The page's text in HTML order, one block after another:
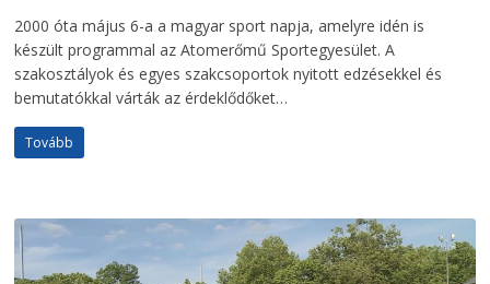
2000 óta május 6-a a magyar sport napja, amelyre idén is
készült programmal az Atomerőmű Sportegyesület. A
szakosztályok és egyes szakcsoportok nyitott edzésekkel és
bemutatókkal várták az érdeklődőket…
Tovább